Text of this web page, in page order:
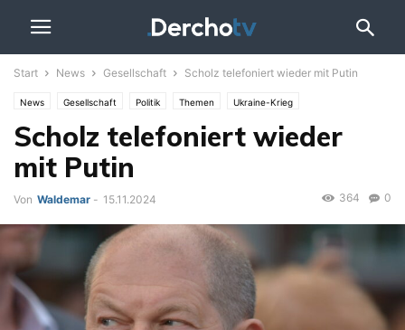
Start News Gesellschaft Scholz telefoniert wieder mit Putin
News Gesellschaft Politik Themen Ukraine-Krieg
Scholz telefoniert wieder
mit Putin
Von Waldemar - 15.11.2024 0
364